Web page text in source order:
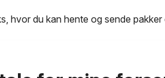
hvor du kan hente og sende